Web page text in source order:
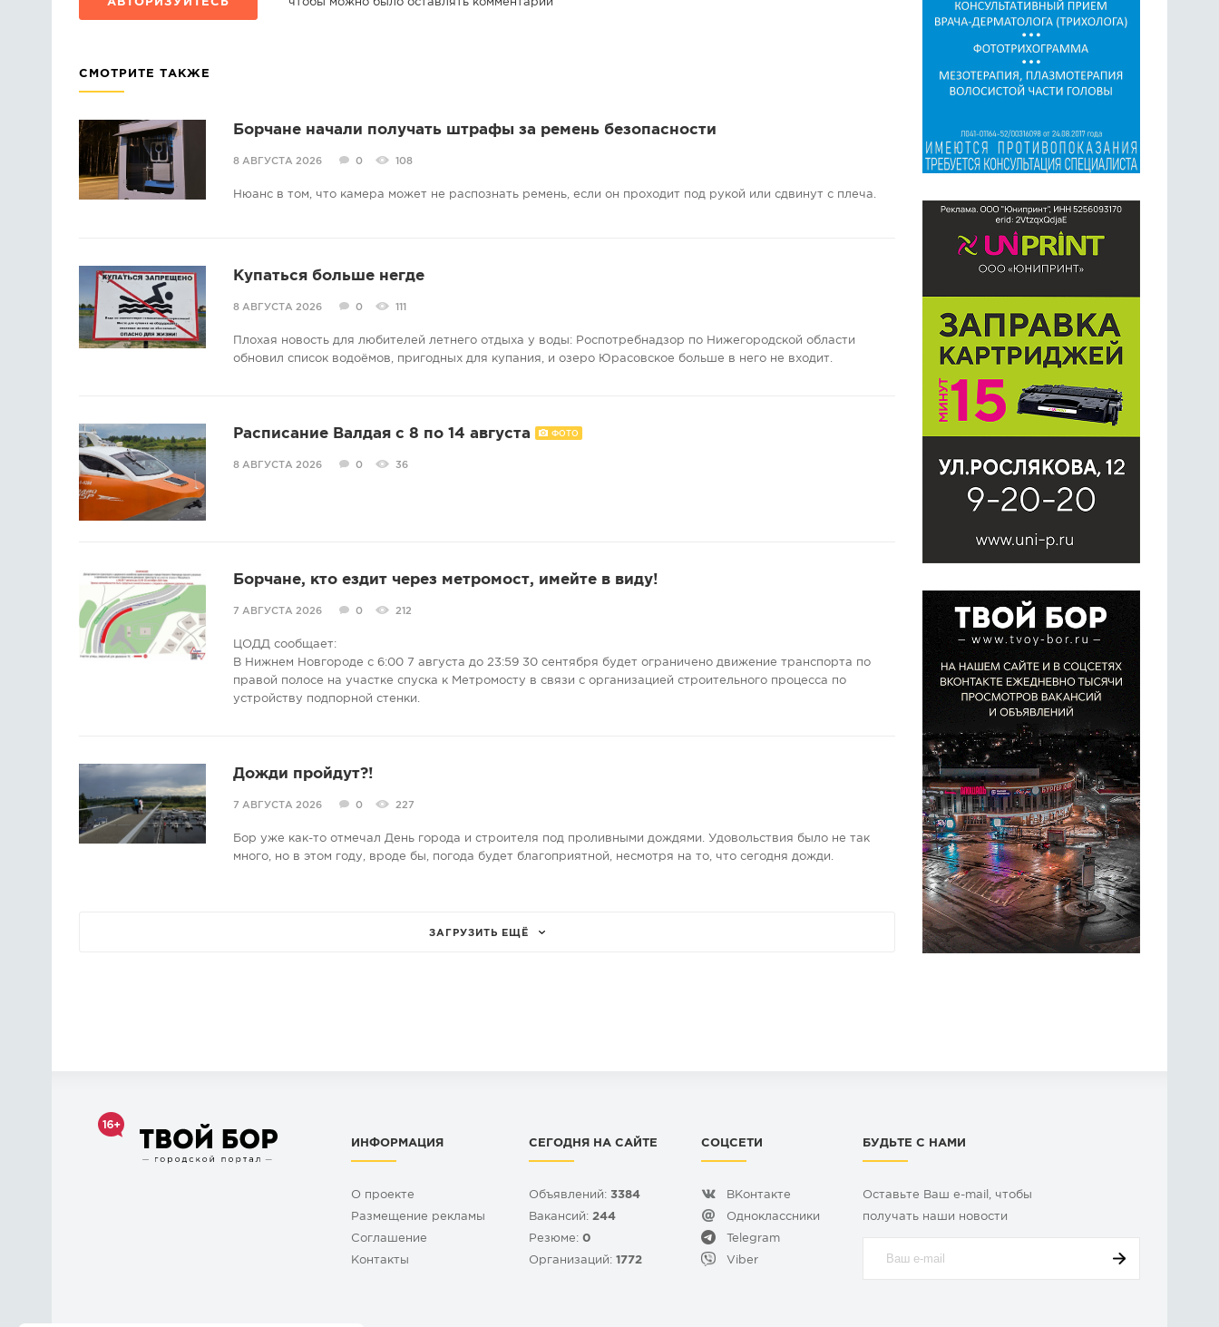
АВТОРИЗУЙТЕСЬ чтобы можно было оставлять комментарии
СМОТРИТЕ ТАКЖЕ
Борчане начали получать штрафы за ремень безопасности
8 АВГУСТА 2026 0 108
Нюанс в том, что камера может не распознать ремень, если он проходит под рукой или сдвинут с плеча.
Купаться больше негде
8 АВГУСТА 2026 0 111
Плохая новость для любителей летнего отдыха у воды: Роспотребнадзор по Нижегородской области
обновил список водоёмов, пригодных для купания, и озеро Юрасовское больше в него не входит.
Расписание Валдая с 8 по 14 августа ФОТО
8 АВГУСТА 2026 0 36
Борчане, кто ездит через метромост, имейте в виду!
7 АВГУСТА 2026 0 212
ЦОДД сообщает:
В Нижнем Новгороде с 6:00 7 августа до 23:59 30 сентября будет ограничено движение транспорта по
правой полосе на участке спуска к Метромосту в связи с организацией строительного процесса по
устройству подпорной стенки.
Дожди пройдут?!
7 АВГУСТА 2026 0 227
Бор уже как-то отмечал День города и строителя под проливными дождями. Удовольствия было не так
много, но в этом году, вроде бы, погода будет благоприятной, несмотря на то, что сегодня дожди.
ЗАГРУЗИТЬ ЕЩЁ
ИНФОРМАЦИЯ
О проекте
Размещение рекламы
Cоглашение
Контакты
СЕГОДНЯ НА САЙТЕ
Объявлений: 3384
Вакансий: 244
Резюме: 0
Организаций: 1772
СОЦСЕТИ
ВКонтакте
Одноклассники
Telegram
Viber
БУДЬТЕ С НАМИ
Оставьте Ваш e-mail, чтобы
получать наши новости